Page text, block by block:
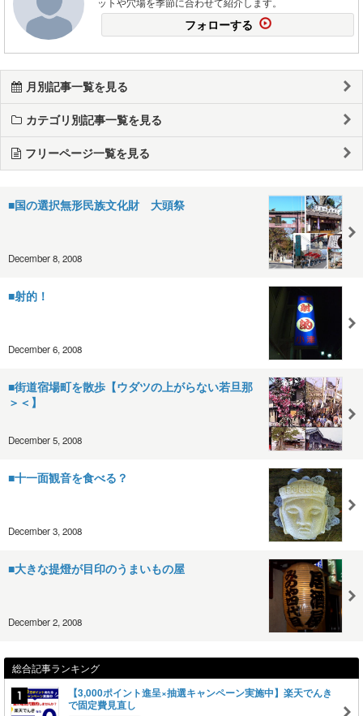
フォローする
月別記事一覧を見る
カテゴリ別記事一覧を見る
フリーページ一覧を見る
■国の選択無形民族文化財 大頭祭
December 8, 2008
■射的！
December 6, 2008
■街道宿場町を散歩【ウダツの上がらない若旦那
＞＜】
December 5, 2008
■十一面観音を食べる？
December 3, 2008
■大きな提燈が目印のうまいもの屋
December 2, 2008
総合記事ランキング
【3,000ポイント進呈×抽選キャンペーン実施中】楽天でんき
で固定費見直し